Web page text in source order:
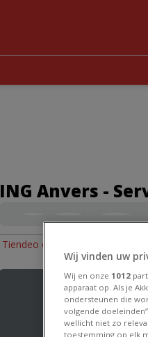
ING Anvers -
Tiendeo dans Anvers
Wij vinden uw
Wij en onze 1012
apparaat op. Als je
ondersteunen die
volgende
wellicht niet zo
toestemming op elk